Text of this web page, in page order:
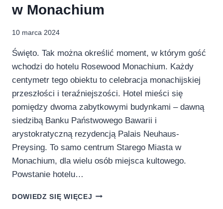
w Monachium
10 marca 2024
Święto. Tak można określić moment, w którym gość
wchodzi do hotelu Rosewood Monachium. Każdy
centymetr tego obiektu to celebracja monachijskiej
przeszłości i teraźniejszości. Hotel mieści się
pomiędzy dwoma zabytkowymi budynkami – dawną
siedzibą Banku Państwowego Bawarii i
arystokratyczną rezydencją Palais Neuhaus-
Preysing. To samo centrum Starego Miasta w
Monachium, dla wielu osób miejsca kultowego.
Powstanie hotelu…
DOWIEDZ SIĘ WIĘCEJ ODWIEDZAMY